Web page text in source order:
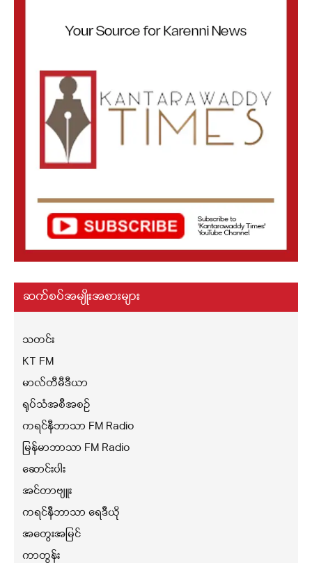
ဆက်စပ်အမျိုးအစားများ
သတင်း
KT FM
မာလ်တီမီဒီယာ
ရုပ်သံအစီအစဉ်
ကရင်နီဘာသာ FM Radio
မြန်မာဘာသာ FM Radio
ဆောင်းပါး
အင်တာဗျူး
ကရင်နီဘာသာ ရေဒီယို
အတွေးအမြင်
ကာတွန်း